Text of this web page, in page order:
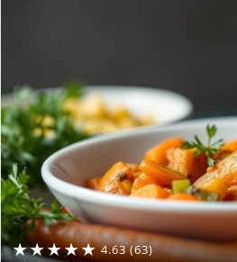
★★★★★ 4.63 (63)